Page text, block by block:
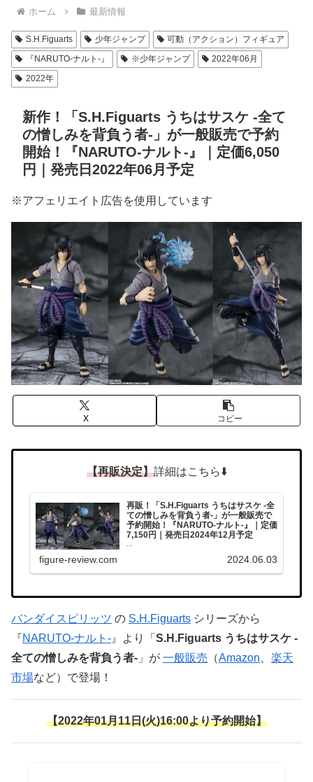
ホーム 最新情報
S.H.Figuarts 少年ジャンプ
可動（アクション）フィギュア
『NARUTO-ナルト-』
※少年ジャンプ
2022年06月
2022年
新作！「S.H.Figuarts うちはサスケ -全て
の憎しみを背負う者-」が一般販売で予約
開始！『NARUTO-ナルト-』｜定価6,050
円｜発売日2022年06月予定
※アフェリエイト広告を使用しています
X コピー
【再販決定】詳細はこちら⬇️
再販！「S.H.Figuarts うちはサスケ -全
ての憎しみを背負う者-」が一般販売で
予約開始！『NARUTO-ナルト-』｜定価
7,150円｜発売日2024年12月予定
...
figure-review.com 2024.06.03
バンダイスピリッツ の S.H.Figuarts シリーズから
『NARUTO-ナルト- 』より「 S.H.Figuarts うちはサスケ -
全ての憎しみを背負う者- 」が 一般販売 （Amazon
楽天
市場など）で登場！
【2022年01月11日(火)16:00より予約開始】